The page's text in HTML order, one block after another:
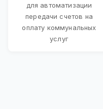
для автоматизации
передачи счетов на
оплату коммунальных
услуг